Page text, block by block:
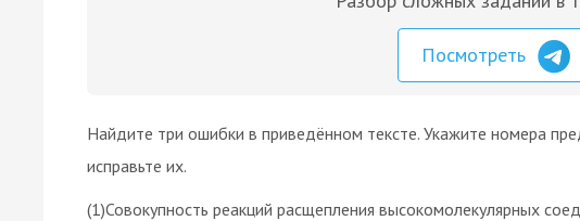
Посмотреть
Найдите три ошибки в приведённом тексте. Укажите номера
исправьте их.
(1)Совокупность реакций расщепления высокомолекулярных